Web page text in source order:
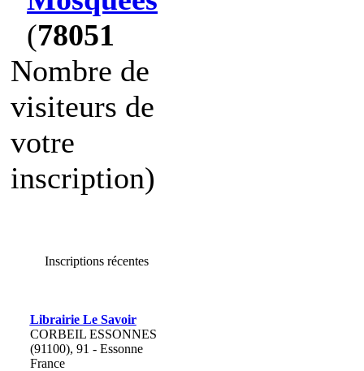
(78051
Nombre de
visiteurs de
votre
inscription)
Inscriptions récentes
Librairie Le Savoir
CORBEIL ESSONNES
(91100), 91 - Essonne
France